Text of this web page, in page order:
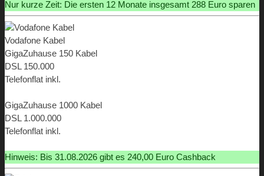
Nur kurze Zeit: Die ersten 12 Monate insgesamt 288 Euro sparen
Vodafone Kabel
GigaZuhause 150 Kabel
DSL 150.000
Telefonflat inkl.
GigaZuhause 1000 Kabel
DSL 1.000.000
Telefonflat inkl.
Hinweis: Bis 31.08.2026 gibt es 240,00 Euro Cashback